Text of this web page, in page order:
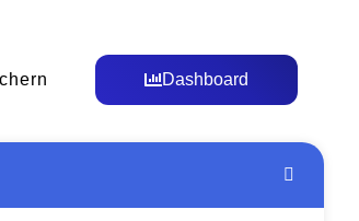
Dashboard